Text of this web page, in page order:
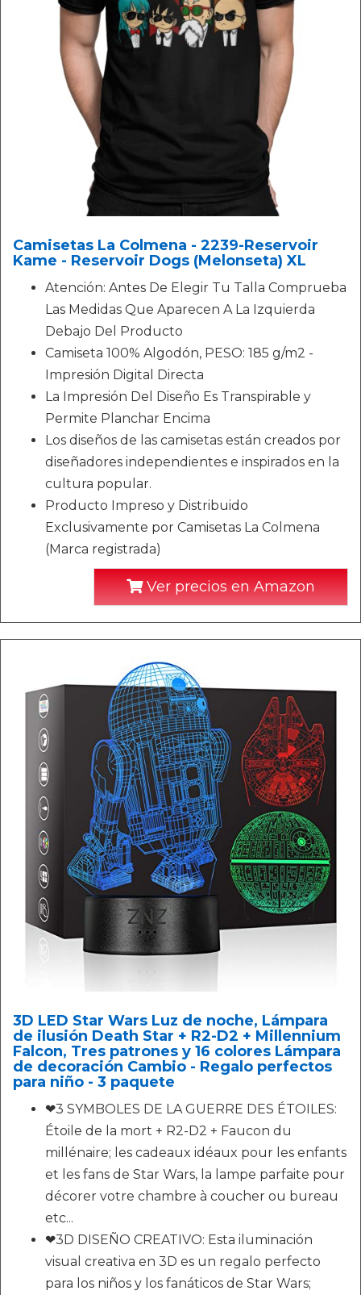
Camisetas La Colmena - 2239-Reservoir
Kame - Reservoir Dogs (Melonseta) XL
Atención: Antes De Elegir Tu Talla Comprueba
Las Medidas Que Aparecen A La Izquierda
Debajo Del Producto
Camiseta 100% Algodón, PESO: 185 g/m2 -
Impresión Digital Directa
La Impresión Del Diseño Es Transpirable y
Permite Planchar Encima
Los diseños de las camisetas están creados por
diseñadores independientes e inspirados en la
cultura popular.
Producto Impreso y Distribuido
Exclusivamente por Camisetas La Colmena
(Marca registrada)
Ver precios en Amazon
3D LED Star Wars Luz de noche, Lámpara
de ilusión Death Star + R2-D2 + Millennium
Falcon, Tres patrones y 16 colores Lámpara
de decoración Cambio - Regalo perfectos
para niño - 3 paquete
❤3 SYMBOLES DE LA GUERRE DES ÉTOILES:
Étoile de la mort + R2-D2 + Faucon du
millénaire; les cadeaux idéaux pour les enfants
et les fans de Star Wars, la lampe parfaite pour
décorer votre chambre à coucher ou bureau
etc...
❤3D DISEÑO CREATIVO: Esta iluminación
visual creativa en 3D es un regalo perfecto
para los niños y los fanáticos de Star Wars;